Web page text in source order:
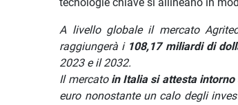
A livello globale il mercato
raggiungerà i 108,17 miliardi di
2023 e il 2032.
Il mercato in Italia si attesta
euro nonostante un calo degli